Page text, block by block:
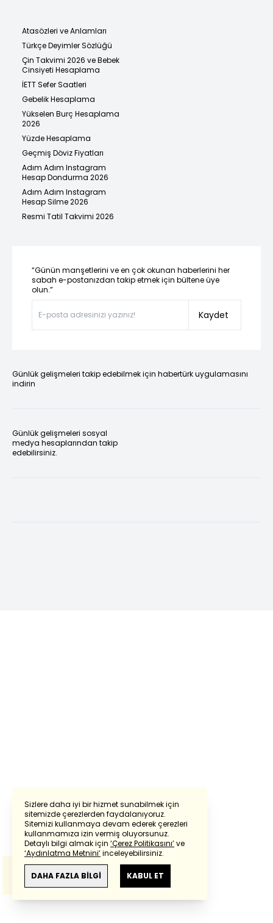
Sizlere daha iyi bir hizmet sunabilmek için
sitemizde çerezlerden faydalanıyoruz.
Sitemizi kullanmaya devam ederek çerezleri
kullanmamıza izin vermiş oluyorsunuz.
Detaylı bilgi almak için ‘Çerez Politikasını’ve
‘Aydınlatma Metnini’inceleyebilirsiniz.
DAHA FAZLA BİLGİ KABUL ET
Atasözleri ve Anlamları
Türkçe Deyimler Sözlüğü
Çin Takvimi 2026 ve Bebek
Cinsiyeti Hesaplama
İETT Sefer Saatleri
Gebelik Hesaplama
Yükselen Burç Hesaplama
2026
Yüzde Hesaplama
Geçmiş Döviz Fiyatları
Adım Adım Instagram
Hesap Dondurma 2026
Adım Adım Instagram
Hesap Silme 2026
Resmi Tatil Takvimi 2026
“Günün manşetlerini ve en çok okunan haberlerini her
sabah e-postanızdan takip etmek için bültene üye
olun.”
Kaydet
Günlük gelişmeleri takip edebilmek için habertürk uygulamasını
indirin
Günlük gelişmeleri sosyal
medya hesaplarından takip
edebilirsiniz.
Powered by Translate
Bu çevirideGoogle Transletekullanılmıştır.
Anlam ve çeviri hatalarından
haberturk.com
sorumlu değildir.